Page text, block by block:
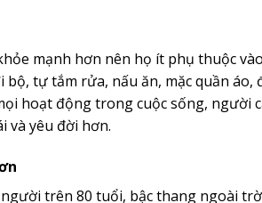
mạnh hơn nên họ ít phụ thuộc
tự tắm rửa, nấu ăn, mặc quần áo,
hoạt động trong cuộc sống, người
và yêu đời hơn.
trên 80 tuổi, bậc thang ngoài